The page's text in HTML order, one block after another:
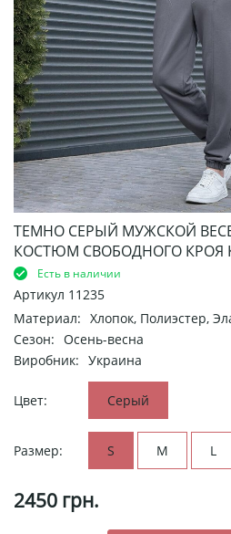
ТЕМНО СЕРЫЙ МУЖСКОЙ
КОСТЮМ СВОБОДНОГО КРОЯ
Есть в наличии
Артикул 11235
Материал: Хлопок, Полиэстер,
Сезон: Осень-весна
Виробник: Украина
Цвет: Серый
Размер: S M L
2450 грн.